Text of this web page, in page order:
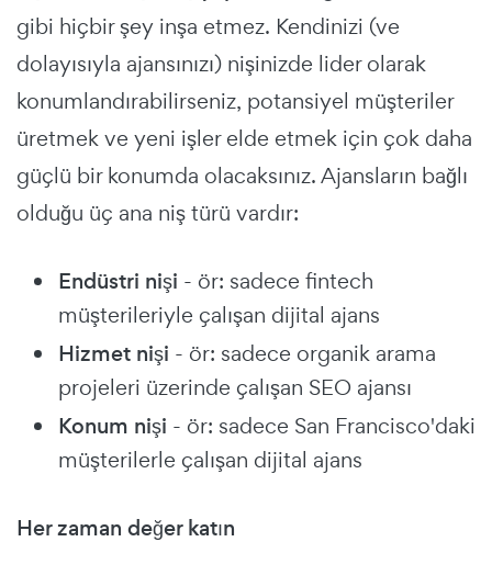
gibi hiçbir şey inşa etmez. Kendinizi (ve
dolayısıyla ajansınızı) nişinizde lider olarak
konumlandırabilirseniz, potansiyel müşteriler
üretmek ve yeni işler elde etmek için çok daha
güçlü bir konumda olacaksınız. Ajansların bağlı
olduğu üç ana niş türü vardır:
Endüstri nişi - ör: sadece fintech
müşterileriyle çalışan dijital ajans
Hizmet nişi - ör: sadece organik arama
projeleri üzerinde çalışan SEO ajansı
Konum nişi - ör: sadece San Francisco'daki
müşterilerle çalışan dijital ajans
Her zaman değer katın